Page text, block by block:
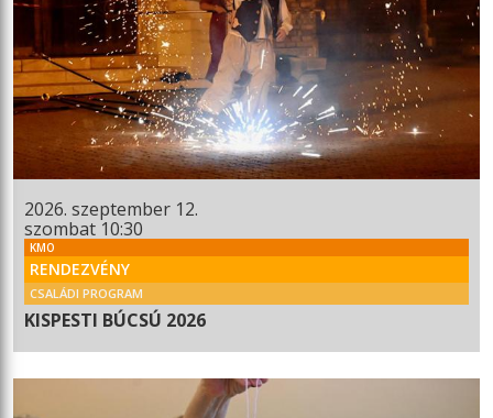
2026. szeptember 12.
szombat 10:30
KMO
RENDEZVÉNY
CSALÁDI PROGRAM
KISPESTI BÚCSÚ 2026